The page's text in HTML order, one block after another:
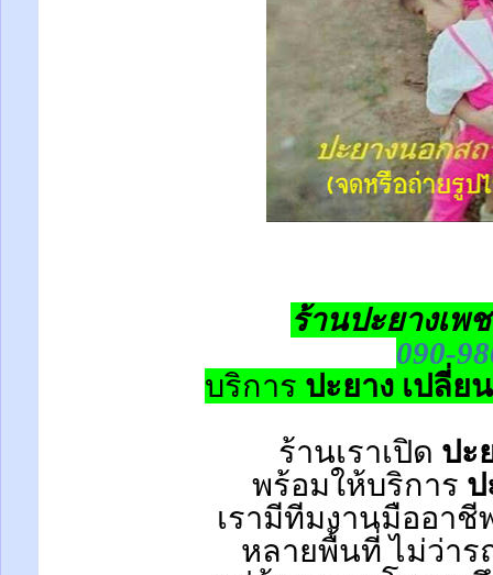
ร้านปะยางเพ
090-
บริการ ปะยาง เปลี่ย
ร้านเราเปิด ปะ
พร้อมให้บริการ
เรามีทีมงานมืออา
หลายพื้นที่ ไม่ว่าร